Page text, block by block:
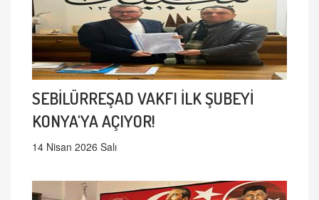
SEBİLÜRREŞAD VAKFI İLK ŞUBEYİ
KONYA'YA AÇIYOR!
14 Nisan 2026 Salı